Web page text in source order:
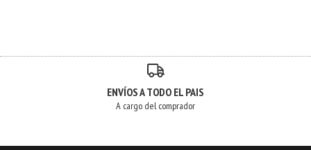
ENVÍOS A TODO EL PAIS
A cargo del comprador